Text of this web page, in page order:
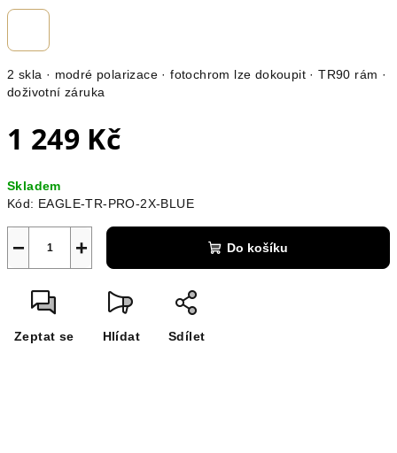
2 skla · modré polarizace · fotochrom lze dokoupit · TR90 rám ·
doživotní záruka
1 249 Kč
cena:
Skladem
Kód: EAGLE-TR-PRO-2X-BLUE
+
− Do košíku
Zeptat se Hlídat Sdílet